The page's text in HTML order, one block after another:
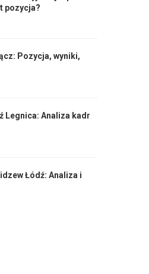
pozycja?
Pozycja, wyniki,
Legnica: Analiza kadr
Łódź: Analiza i